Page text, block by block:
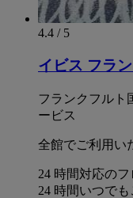
4.4 / 5
イビス フラ
フランクフルト
ービス
全館でご利用い
24 時間対応の
24 時間いつでも